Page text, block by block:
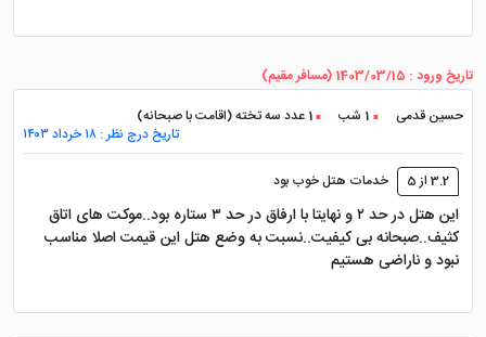
تاریخ ورود : 1403/03/15 (مسافر مقیم)
حسین قدمی
1 شب
1 عدد سه تخته (اقامت با صبحانه)
تاریخ درج نظر : ۱۸ خرداد ۱۴۰۳
3.2 از 5 خدمات هتل خوب بود
این هتل در حد ۲ و نهایتا با ارفاق در حد ۳ ستاره بود..موکت های اتاق
کثیف..صبحانه بی کیفیت..نسبت به وضع هتل این قیمت اصلا مناسب
نبود و ناراضی هستیم